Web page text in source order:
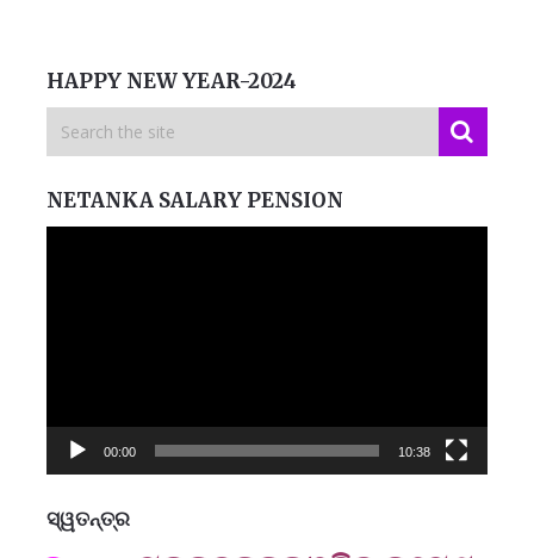
HAPPY NEW YEAR-2024
NETANKA SALARY PENSION
00:00 10:38
ସ୍ୱତନ୍ତ୍ର